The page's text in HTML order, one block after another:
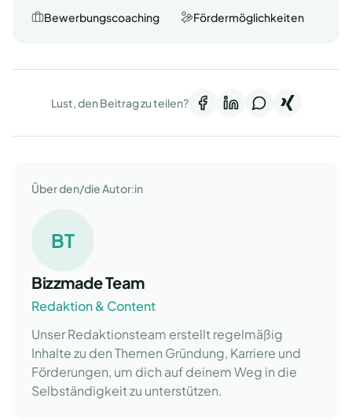
Bewerbungscoaching
Fördermöglichkeiten
Lust, den Beitrag zu teilen?
Über den/die Autor:in
BT
Bizzmade Team
Redaktion & Content
Unser Redaktionsteam erstellt regelmäßig
Inhalte zu den Themen Gründung, Karriere und
Förderungen, um dich auf deinem Weg in die
Selbständigkeit zu unterstützen.